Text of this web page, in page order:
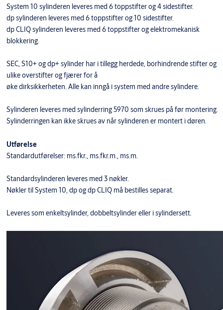
System 10 sylinderen leveres med 6 toppstifter og 4 sidestifter.
dp sylinderen leveres med 6 toppstifter og 10 sidestifter.
dp CLIQ sylinderen leveres med 6 toppstifter og elektromekanisk
blokkering.
SEC, S10+ og dp+ sylinder har i tillegg herdede, borhindrende stifter og
ulike overstifter og fjærer for å
øke dirksikkerheten. Alle kan inngå i system med andre sylindere.
Sylinderen leveres med sylinderring 5970 som skrues på før montering.
Sylinderringen kan ikke skrues av når sylinderen er montert i døren.
Utførelse
Standardutførelser: ms.fkr., ms.fkr.m., ms.m.
Standardsylinderen leveres med 3 nøkler.
Nøkler til System 10, dp og dp CLIQ må bestilles separat.
Leveres som enkeltsylinder, dobbeltsylinder eller i sylindersett.